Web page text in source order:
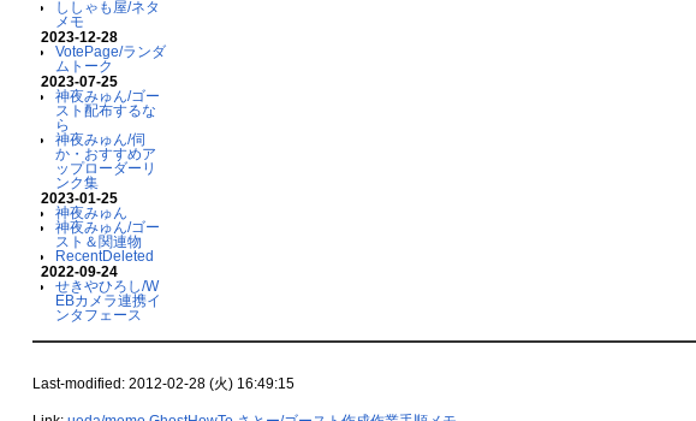
ししゃも屋/ネタ
メモ
2023-12-28
VotePage/ランダ
ムトーク
2023-07-25
神夜みゅん/ゴー
スト配布するな
ら
神夜みゅん/伺
か・おすすめア
ップローダーリ
ンク集
2023-01-25
神夜みゅん
神夜みゅん/ゴー
スト＆関連物
RecentDeleted
2022-09-24
せきやひろし/W
EBカメラ連携イ
ンタフェース
Last-modified: 2012-02-28 (火) 16:49:15